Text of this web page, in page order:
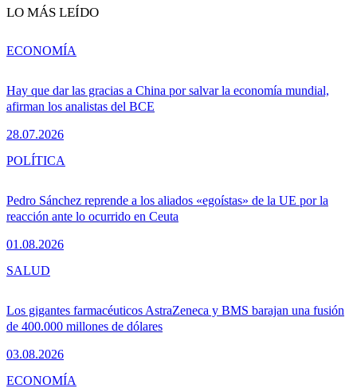
LO MÁS LEÍDO
Hay que dar las gracias a China por salvar la economía mundial,
afirman los analistas del BCE
28.07.2026
ECONOMÍA
Pedro Sánchez reprende a los aliados «egoístas» de la UE por la
reacción ante lo ocurrido en Ceuta
01.08.2026
POLÍTICA
Los gigantes farmacéuticos AstraZeneca y BMS barajan una fusión
de 400.000 millones de dólares
03.08.2026
SALUD
ECONOMÍA